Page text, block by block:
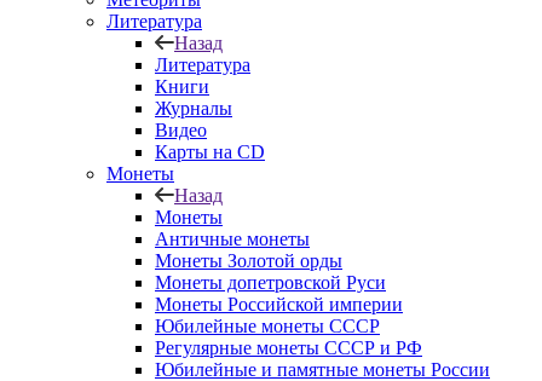
Литература
Назад
Литература
Книги
Журналы
Видео
Карты на CD
Монеты
Назад
Монеты
Античные монеты
Монеты Золотой орды
Монеты допетровской Руси
Монеты Российской империи
Юбилейные монеты СССР
Регулярные монеты СССР и РФ
Юбилейные и памятные монеты России